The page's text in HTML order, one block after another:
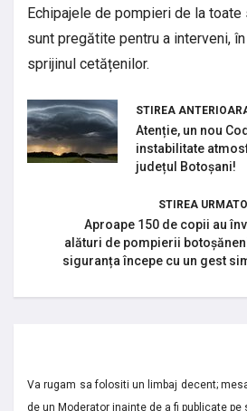
Echipajele de pompieri de la
sunt pregătite pentru a interveni,
sprijinul cetățenilor.
STIREA
Atenție, un nou
instabilitate
județul Botoșani!
STIREA
Aproape 150 de copii au
alături de pompierii
siguranța începe cu un gest
Va rugam sa folositi un limbaj decent;
de un Moderator inainte de a fi publicate pe